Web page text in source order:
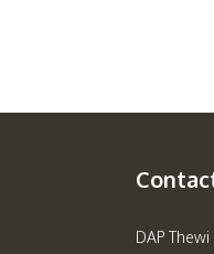
DAP Thewi